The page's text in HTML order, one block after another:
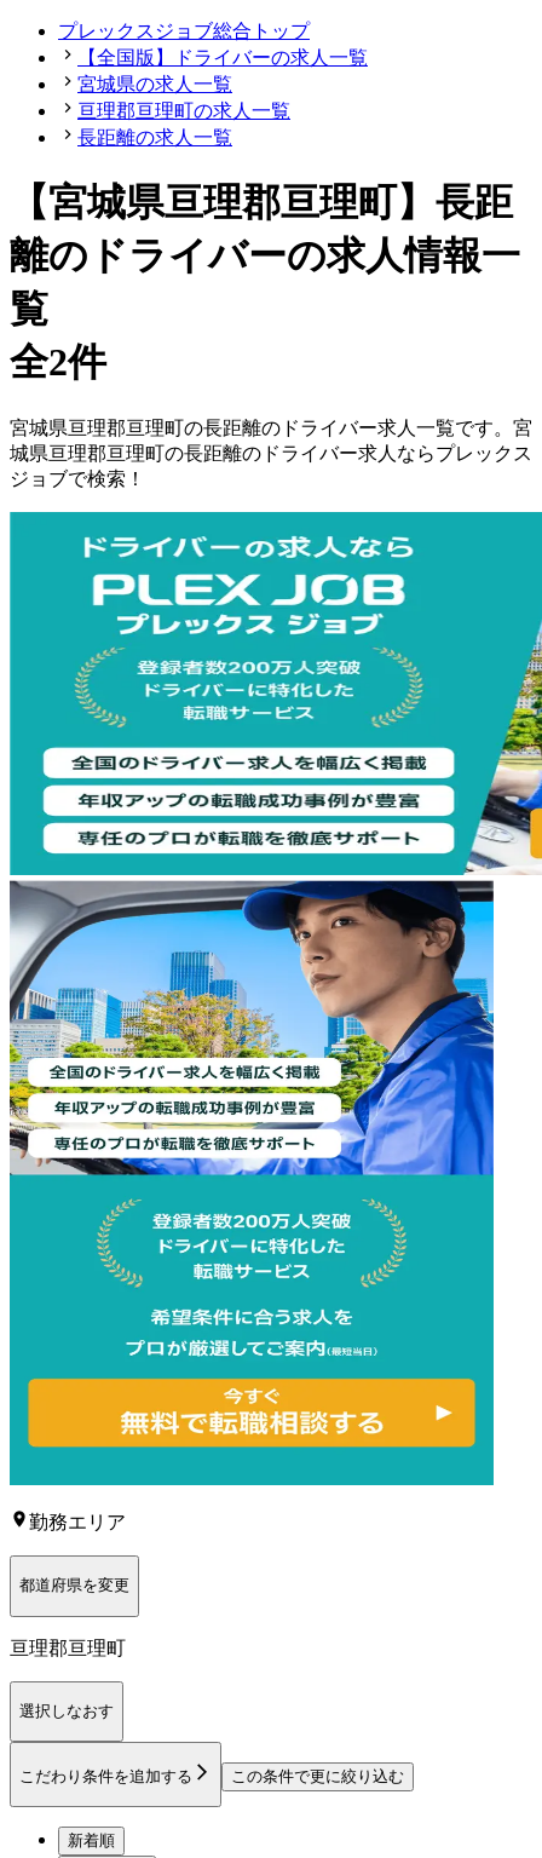
プレックスジョブ総合トップ
【全国版】ドライバーの求人一覧
宮城県の求人一覧
亘理郡亘理町の求人一覧
長距離の求人一覧
【宮城県亘理郡亘理町】長距
離のドライバーの求人情報一
覧
全2件
宮城県亘理郡亘理町の長距離の ドライバー求人一覧です。 宮
城県亘理郡亘理町の長距離の ドライバー求人ならプレックス
ジョブで検索！
勤務エリア
都道府県を変更
亘理郡亘理町
選択しなおす
こだわり条件を追加する この条件で更に絞り込む
新着順